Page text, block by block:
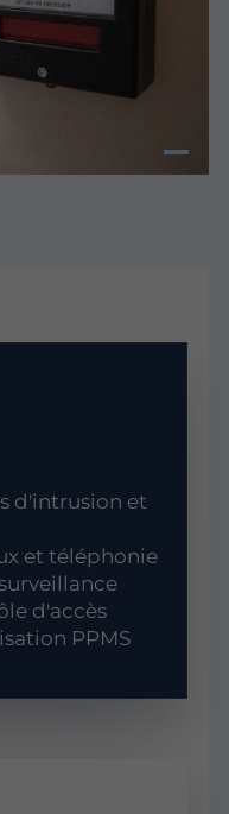
d'intrusion et
et téléphonie
d'accès
PPMS